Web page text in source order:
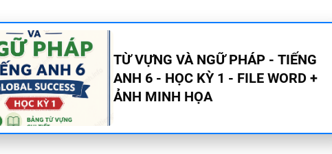
BẢNG WORD FORM - TIẾNG ANH 11
- GLOBAL SUCCESS - HỌC KỲ 1 - CÓ
ĐÁP ÁN